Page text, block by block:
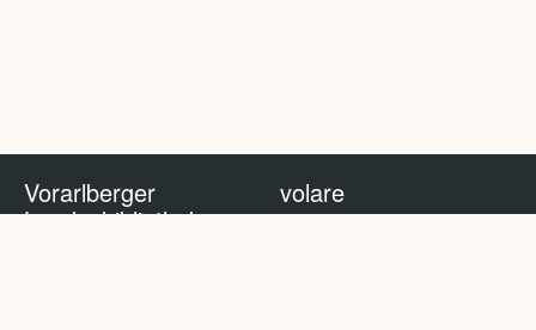
Vorarlberger
Landesbibliothek
volare